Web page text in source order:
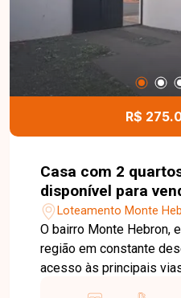
realização de um
R$
Casa com 2
disponível para
Uberlândia-MG
Loteamento Monte
O bairro Monte Hebron,
região em constante
acesso às principais